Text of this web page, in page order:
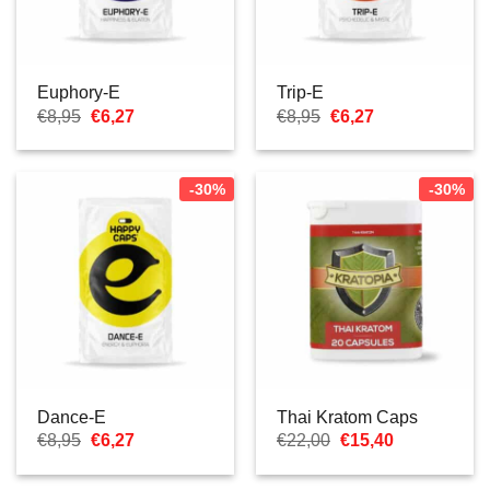
Euphory-E
€8,95 Il
originale
€6,27Il
attuale
€6,27.
Trip-E
€8,95 Il
originale
€6,27Il
attuale
€6,27.
-30%
Dance-E
€8,95 Il
originale
€6,27Il
attuale
-30%
Thai Kratom Caps
€22,00 Il
originale
€15,40Il
attuale